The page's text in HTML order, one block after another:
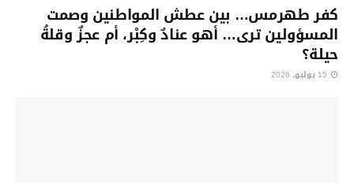
كفر طهرمس… بين عطش المواطنين وصمت
المسؤولين ترى… أهو عنادٌ وكِبْر، أم عجزٌ وقلةُ
حيلة؟